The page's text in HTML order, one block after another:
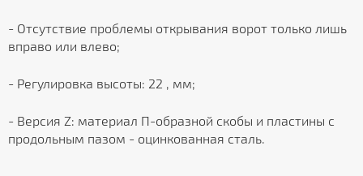
- Отсутствие проблемы открывания ворот только лишь
вправо или влево;
- Регулировка высоты: 22 , мм;
- Версия Z: материал П-образной скобы и пластины с
продольным пазом - оцинкованная сталь.